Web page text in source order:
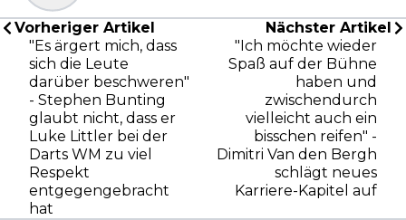
Vorheriger Artikel
"Es ärgert mich, dass
sich die Leute
darüber beschweren"
- Stephen Bunting
glaubt nicht, dass er
Luke Littler bei der
Darts WM zu viel
Respekt
entgegengebracht
hat
Nächster Artikel
"Ich möchte wieder
Spaß auf der Bühne
haben und
zwischendurch
vielleicht auch ein
bisschen reifen" -
Dimitri Van den Bergh
schlägt neues
Karriere-Kapitel auf